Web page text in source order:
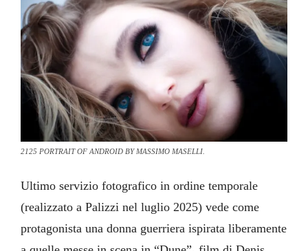
2125 PORTRAIT OF ANDROID BY MASSIMO MASELLI.
Ultimo servizio fotografico in ordine temporale
(realizzato a Palizzi nel luglio 2025) vede come
protagonista una donna guerriera ispirata liberamente